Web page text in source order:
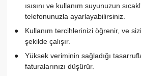
ısısını ve kullanım suyunuzun
telefonunuzla ayarlayabilirsiniz.
Kullanım tercihlerinizi öğrenir, ve
şekilde çalışır.
Yüksek veriminin sağladığı
faturalarınızı düşürür.